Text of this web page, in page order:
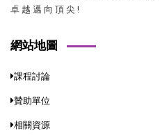
卓 越 邁 向 頂 尖 !
網站地圖
課程討論
贊助單位
相關資源